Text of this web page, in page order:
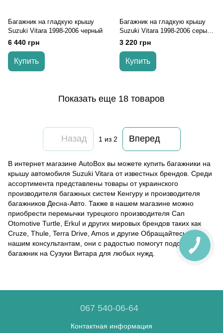
Багажник на гладкую крышу
Suzuki Vitara 1998-2006 черный
6 440 грн
Купить
Багажник на гладкую крышу
Suzuki Vitara 1998-2006 серый
Oluksuz
3 220 грн
Купить
Показать еще 18 товаров
Назад 1 из 2 Вперед
В интернет магазине AutoBox вы можете купить багажники на
крышу автомобиля Suzuki Vitara от известных брендов. Среди
ассортимента представлены товары от украинского
производителя багажных систем Кенгуру и производителя
багажников Десна-Авто. Также в нашем магазине можно
приобрести перемычки турецкого производителя Can
Otomotive Turtle, Erkul и других мировых брендов таких как
Cruze, Thule, Terra Drive, Amos и другие Обращайтесь к
нашим консультантам, они с радостью помогут подобрать
багажник на Сузуки Витара для любых нужд.
067 540-06-64
Контактная информация